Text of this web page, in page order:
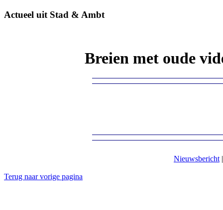
Actueel uit Stad & Ambt
Breien met oude
Nieuwsbericht
Terug naar vorige pagina